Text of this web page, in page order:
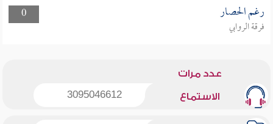
0
رغم الحصار
فرقة الروابي
عدد مرات
الاستماع 3095046612